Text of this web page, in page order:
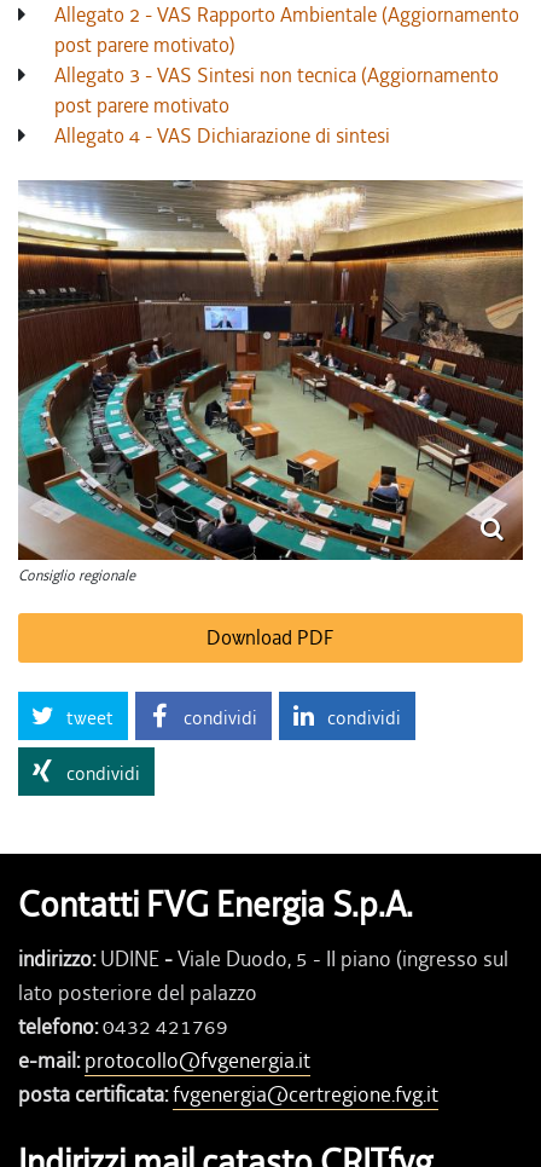
Allegato 2 - VAS Rapporto Ambientale (Aggiornamento
post parere motivato)
Allegato 3 - VAS Sintesi non tecnica (Aggiornamento
post parere motivato
Allegato 4 - VAS Dichiarazione di sintesi
Consiglio regionale
Download PDF
tweet condividi condividi
condividi
Contatti FVG Energia S.p.A.
indirizzo:UDINE -Viale Duodo, 5 - II piano (ingresso sul
lato posteriore del palazzo
telefono:0432 421769
e-mail:protocollo@fvgenergia.it
posta certificata:fvgenergia@certregione.fvg.it